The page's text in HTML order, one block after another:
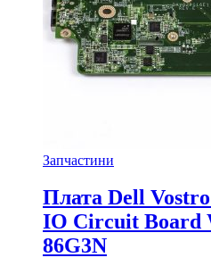
Запчастини
Плата Dell
IO Circuit Board
86G3N